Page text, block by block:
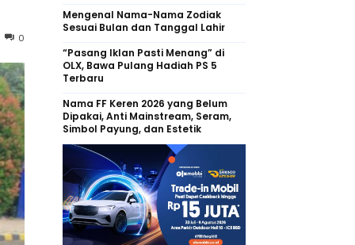
0
Mengenal Nama-Nama Zodiak
Sesuai Bulan dan Tanggal Lahir
“Pasang Iklan Pasti Menang” di
OLX, Bawa Pulang Hadiah PS 5
Terbaru
Nama FF Keren 2026 yang Belum
Dipakai, Anti Mainstream, Seram,
Simbol Payung, dan Estetik